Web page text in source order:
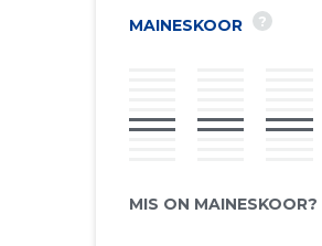
MAINESKOOR ?
MIS ON MAINESKOOR?